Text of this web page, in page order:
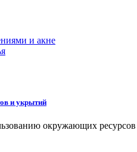
и акне
и укрытий
окружающих